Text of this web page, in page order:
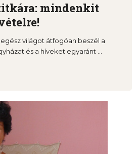
mindenkit
világot átfogóan beszél a
és a híveket egyaránt ...